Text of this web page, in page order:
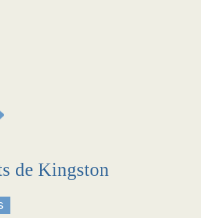
de Kingston